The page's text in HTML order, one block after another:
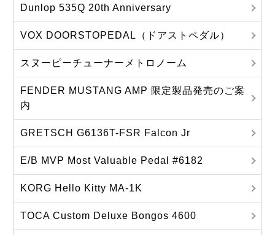
Dunlop 535Q 20th Anniversary
VOX DOORSTOPEDAL（ドアストペダル）
スヌーピーチューナーメトロノーム
FENDER MUSTANG AMP 限定製品発売のご案
内
GRETSCH G6136T-FSR Falcon Jr
E/B MVP Most Valuable Pedal #6182
KORG Hello Kitty MA‐1K
TOCA Custom Deluxe Bongos 4600